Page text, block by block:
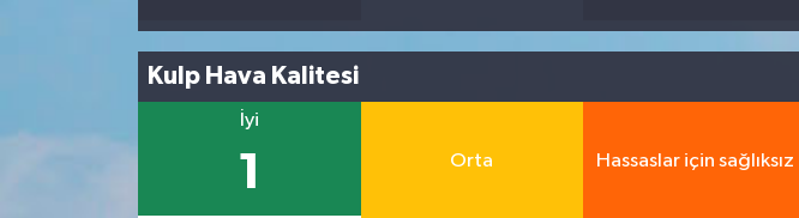
Kulp Hava Kalitesi
İyi
1 Orta Hassaslar için sağlıksız